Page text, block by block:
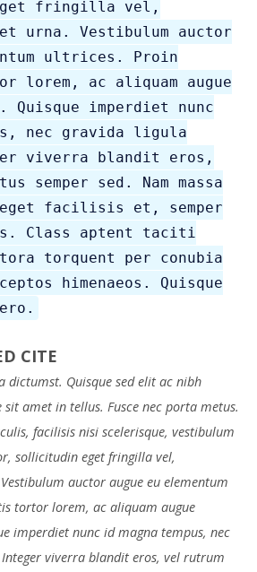
fringilla vel,
urna. Vestibulum auctor
ultrices. Proin
lorem, ac aliquam augue
Quisque imperdiet nunc
nec gravida ligula
viverra blandit eros,
semper sed. Nam massa
facilisis et, semper
Class aptent taciti
torquent per conubia
himenaeos. Quisque
CITE
dictumst. Quisque sed elit ac nibh
amet in tellus. Fusce nec porta metus.
facilisis nisi scelerisque, vestibulum
sollicitudin eget fringilla vel,
auctor augue eu elementum
tortor lorem, ac aliquam augue
imperdiet nunc id magna tempus, nec
viverra blandit eros, vel rutrum